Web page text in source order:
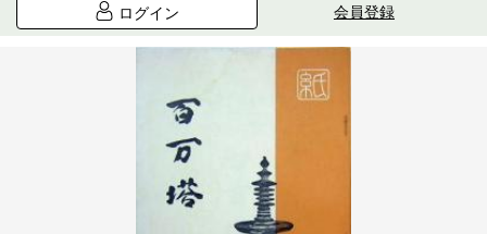
ログイン 会員登録